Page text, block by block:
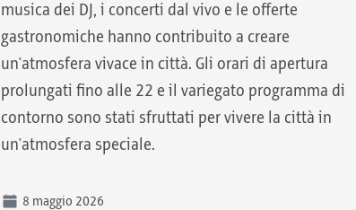
musica dei DJ, i concerti dal vivo e le offerte
gastronomiche hanno contribuito a creare
un'atmosfera vivace in città. Gli orari di apertura
prolungati fino alle 22 e il variegato programma di
contorno sono stati sfruttati per vivere la città in
un'atmosfera speciale.
8 maggio 2026